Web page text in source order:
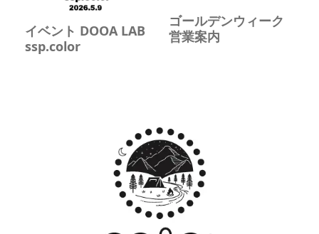
イベント DOOA LAB
ssp.color
ゴールデンウィーク
営業案内